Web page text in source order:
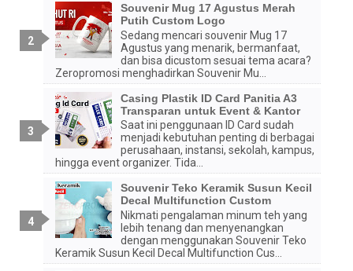
Souvenir Mug 17 Agustus Merah
Putih Custom Logo
Sedang mencari souvenir Mug 17
Agustus yang menarik, bermanfaat,
dan bisa dicustom sesuai tema acara?
Zeropromosi menghadirkan Souvenir Mu...
Casing Plastik ID Card Panitia A3
Transparan untuk Event & Kantor
Saat ini penggunaan ID Card sudah
menjadi kebutuhan penting di berbagai
perusahaan, instansi, sekolah, kampus,
hingga event organizer. Tida...
Souvenir Teko Keramik Susun Kecil
Decal Multifunction Custom
Nikmati pengalaman minum teh yang
lebih tenang dan menyenangkan
dengan menggunakan Souvenir Teko
Keramik Susun Kecil Decal Multifunction Cus...